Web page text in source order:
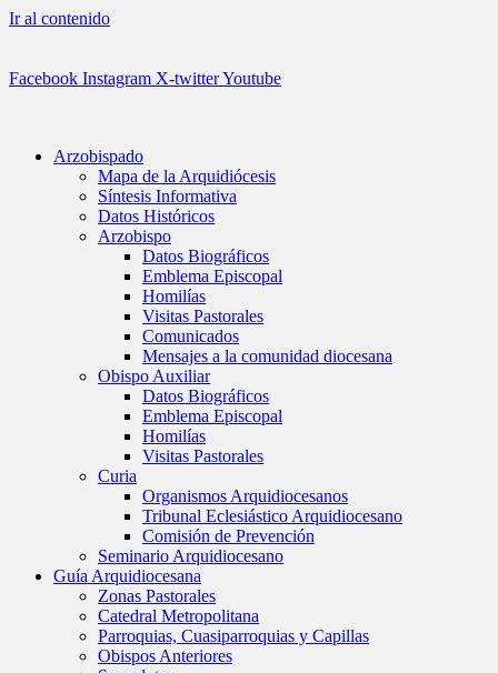
Ir al contenido
Facebook Instagram X-twitterYoutube
Arzobispado
Mapa de la Arquidiócesis
Síntesis Informativa
Datos Históricos
Arzobispo
Datos Biográficos
Emblema Episcopal
Homilías
Visitas Pastorales
Comunicados
Mensajes a la comunidad diocesana
Obispo Auxiliar
Datos Biográficos
Emblema Episcopal
Homilías
Visitas Pastorales
Curia
Organismos Arquidiocesanos
Tribunal Eclesiástico Arquidiocesano
Comisión de Prevención
Seminario Arquidiocesano
Guía Arquidiocesana
Zonas Pastorales
Catedral Metropolitana
Parroquias, Cuasiparroquias y Capillas
Obispos Anteriores